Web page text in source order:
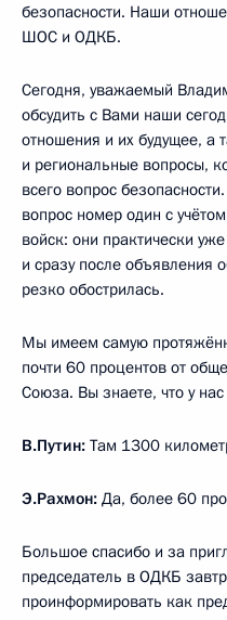
безопасности. Наши
ШОС и ОДКБ.
Сегодня, уважаемый
обсудить с Вами наши
отношения и их будущее, а
и региональные вопросы,
всего вопрос
вопрос номер один с
войск: они практически
и сразу после объявления
резко обострилась.
Мы имеем самую
почти 60 процентов от
Союза. Вы знаете, что у
В.Путин: Там 1300
Э.Рахмон: Да, более 60
Большое спасибо и за
председатель в ОДКБ
проинформировать как